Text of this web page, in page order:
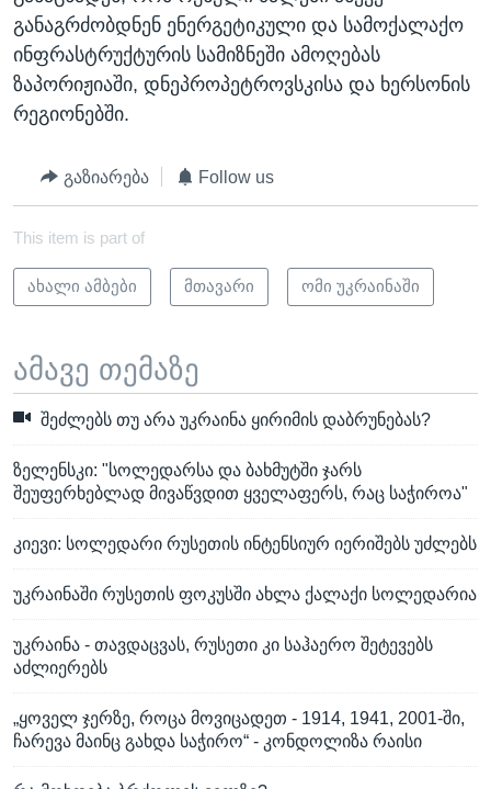
განაგრძობდნენ ენერგეტიკული და სამოქალაქო
ინფრასტრუქტურის სამიზნეში ამოღებას
ზაპორიჟიაში, დნეპროპეტროვსკისა და ხერსონის
რეგიონებში.
გაზიარება Follow us
This item is part of
ახალი ამბები მთავარი ომი უკრაინაში
ამავე თემაზე
შეძლებს თუ არა უკრაინა ყირიმის დაბრუნებას?
ზელენსკი: "სოლედარსა და ბახმუტში ჯარს
შეუფერხებლად მივაწვდით ყველაფერს, რაც საჭიროა"
კიევი: სოლედარი რუსეთის ინტენსიურ იერიშებს უძლებს
უკრაინაში რუსეთის ფოკუსში ახლა ქალაქი სოლედარია
უკრაინა - თავდაცვას, რუსეთი კი საჰაერო შეტევებს
აძლიერებს
„ყოველ ჯერზე, როცა მოვიცადეთ - 1914, 1941, 2001-ში,
ჩარევა მაინც გახდა საჭირო“ - კონდოლიზა რაისი